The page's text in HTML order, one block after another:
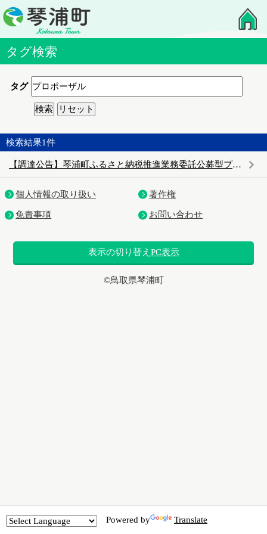
タグ検索
タグ
検索結果1件
【調達公告】琴浦町ふるさと納税推進業務委託公募型プロポーザル
個人情報の取り扱い 著作権
免責事項 お問い合わせ
表示の切り替え PC表示
Powered by Translate
©鳥取県琴浦町